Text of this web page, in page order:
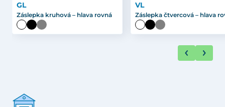
GL
Záslepka kruhová – hlava rovná
VL
Záslepka čtvercová – hlava